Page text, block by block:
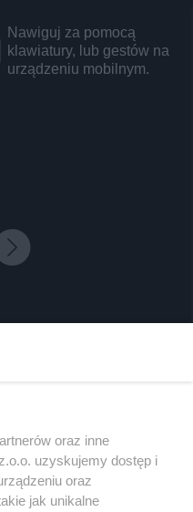
Nawiguj za pomocą
klawiatury, lub gestów na
urządzeniu mobilnym.
oraz inne
uzyskujemy dostęp i
oraz
jak unikalne